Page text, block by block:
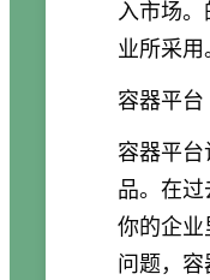
入市场
业所采用
容器平台
容器平
品。在
你的企
问题，